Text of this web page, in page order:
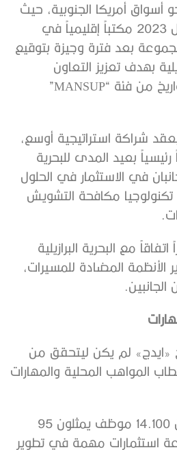
أمريكا الجنوبية، حيث
افتتحت «ايدج» في أبريل 2023 مكتباً إقليمياً في
بعد فترة وجيزة بتوقيع
بهدف تعزيز التعاون
المشترك في تطوير صواريخ من فئة “MANSUP”
شراكة استراتيجية أوسع،
بعيد المدى للبحرية
في الاستثمار في الحلول
مكافحة التشويش
مع البحرية البرازيلية
المضادة للمسيرات،
«ايدج» لم يكن ليتحقق من
المواهب المحلية والمهارات
وفي ظل وجود أكثر من 14.100 موظف يمثلون 95
استثمارات مهمة في تطوير